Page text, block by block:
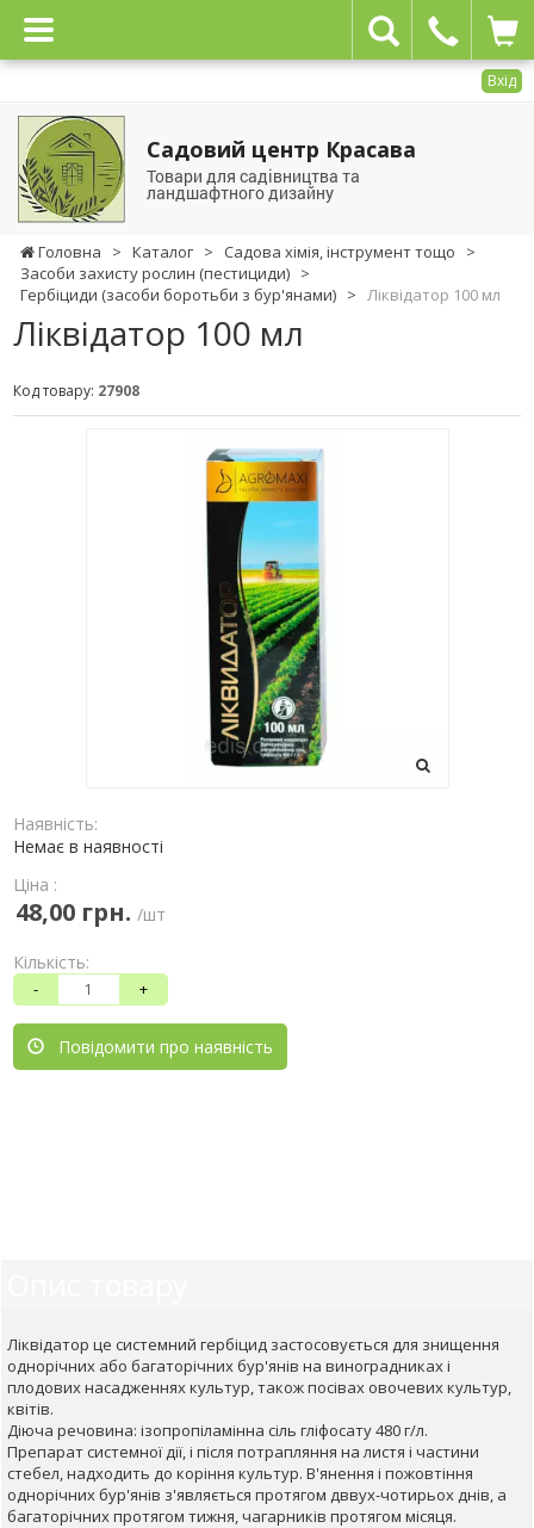
Вхід
Садовий центр Красава
Товари для садівництва та
ландшафтного дизайну
Головна > Каталог > Садова хімія, інструмент тощо
>
Засоби захисту рослин (пестициди) >
Гербіциди (засоби боротьби з бур'янами) > Ліквідатор 100 мл
Ліквідатор 100 мл
Код товару: 27908
Наявність:
Немає в наявності
Ціна :
48,00 грн. /шт
Кількість:
- +
Повідомити про наявність
Ліквідатор це системний гербіцид застосовується для знищення
однорічних або багаторічних бур'янів на виноградниках і
плодових насадженнях культур, також посівах овочевих культур,
квітів.
Діюча речовина: ізопропіламінна сіль гліфосату 480 г/л.
Препарат системної дії, і після потрапляння на листя і частини
стебел, надходить до коріння культур. В'янення і пожовтіння
однорічних бур'янів з'являється протягом дввух-чотирьох днів, а
багаторічних протягом тижня, чагарників протягом місяця.